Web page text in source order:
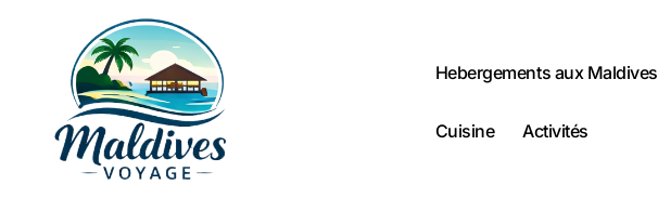
Hebergements aux Maldives
Cuisine Activités